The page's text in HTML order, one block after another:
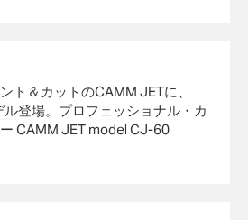
ト＆カットのCAMM JETに、
登場。プロフェッショナル・カ
CAMM JET model CJ-60